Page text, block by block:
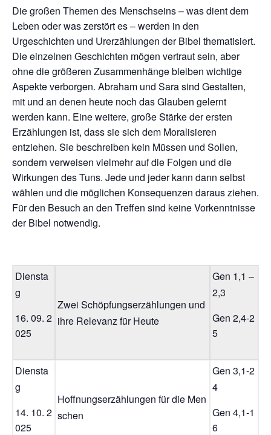
Die großen Themen des Menschseins – was dient dem
Leben oder was zerstört es – werden in den
Urgeschichten und Urerzählungen der Bibel thematisiert.
Die einzelnen Geschichten mögen vertraut sein, aber
ohne die größeren Zusammenhänge bleiben wichtige
Aspekte verborgen. Abraham und Sara sind Gestalten,
mit und an denen heute noch das Glauben gelernt
werden kann. Eine weitere, große Stärke der ersten
Erzählungen ist, dass sie sich dem Moralisieren
entziehen. Sie beschreiben kein Müssen und Sollen,
sondern verweisen vielmehr auf die Folgen und die
Wirkungen des Tuns. Jede und jeder kann dann selbst
wählen und die möglichen Konsequenzen daraus ziehen.
Für den Besuch an den Treffen sind keine Vorkenntnisse
der Bibel notwendig.
Diensta
g
16. 09. 2
025
Zwei Schöpfungserzählungen und
ihre Relevanz für Heute
Gen 1,1 –
2,3
Gen 2,4-2
5
Diensta
g
14. 10. 2
025
Hoffnungserzählungen für die Men
schen
Gen 3,1-2
4
Gen 4,1-1
6